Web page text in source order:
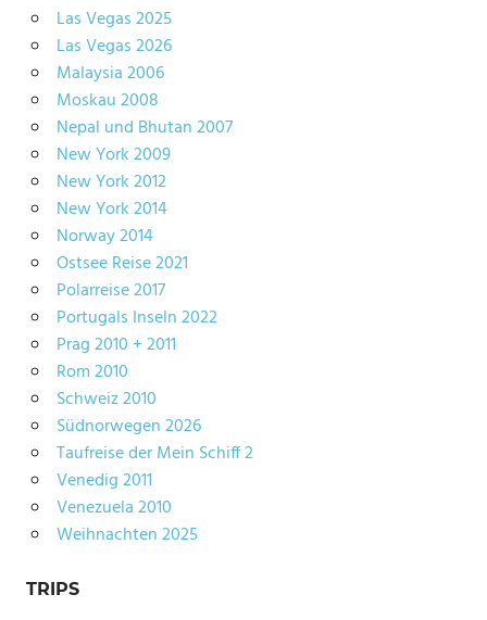
Las Vegas 2025
Las Vegas 2026
Malaysia 2006
Moskau 2008
Nepal und Bhutan 2007
New York 2009
New York 2012
New York 2014
Norway 2014
Ostsee Reise 2021
Polarreise 2017
Portugals Inseln 2022
Prag 2010 + 2011
Rom 2010
Schweiz 2010
Südnorwegen 2026
Taufreise der Mein Schiff 2
Venedig 2011
Venezuela 2010
Weihnachten 2025
TRIPS